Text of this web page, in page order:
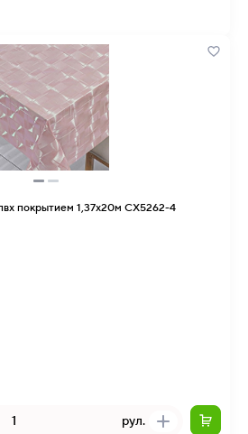
покрытием 1,37х20м CX5262-4
рул.